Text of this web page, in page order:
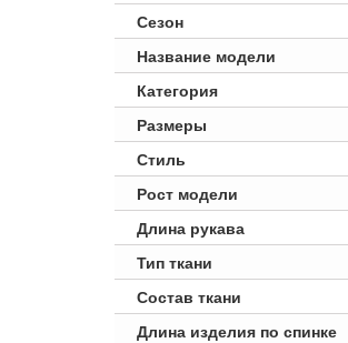
Сезон
Название модели
Категория
Размеры
Стиль
Рост модели
Длина рукава
Тип ткани
Состав ткани
Длина изделия по спинке